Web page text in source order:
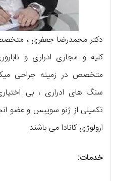
دکتر محمدرضا جعفری ،
کلیه و مجاری ادراری و
متخصص در زمینه جراحی
سنگ های ادراری ، بی
تکمیلی از ژنو سوییس و عضو
ارولوژی کانادا می باشند.
خدمات: